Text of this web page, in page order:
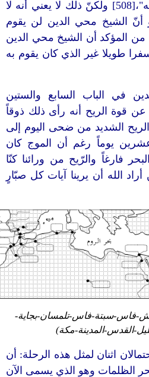
العربي: "ابدأ بما بدأ الله به"،[508] ولكنّ ذلك لا يعني أنه لا
أنّ الشيخ محي الدين لن يقوم
من المؤكد أن الشيخ محي الدين
طويلا غير الذي كان يقوم به
في الباب السابع والستين
عن قوة الريح أنه رأى ذلك ذوقاً
الشديد من ضحى اليوم إلى
يوماً رغم أن الموج كان
فارغاً والرّيح من ورائنا كنّا
الله أن يرينا آيات كل صبّارٍ
فاس-سبتة-فاس-تلمسان-بجاية-
القدس-المدينة-مكة)
اثنان لمثل هذه الرحلة: أن
الظلمات وهو الذي يسمى الآن